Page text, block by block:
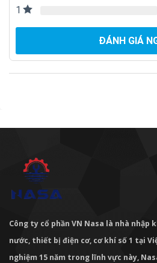
1
ĐÁNH GIÁ
Công ty cổ phần VN Nasa là nhà nhập
nước, thiết bị điện cơ, cơ khí số 1 tại
nghiệm 15 năm trong lĩnh vực này,